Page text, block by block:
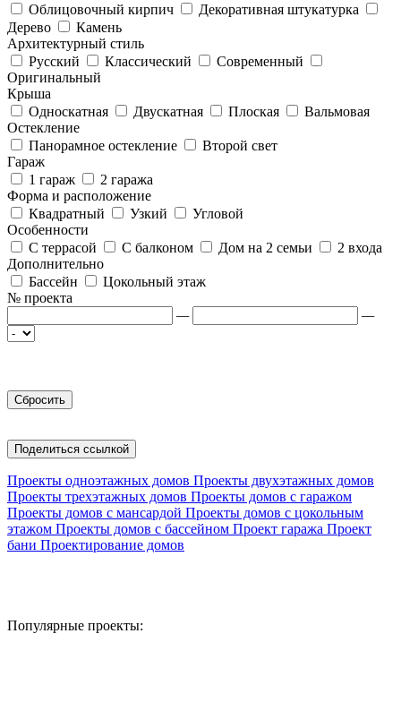
Облицовочный кирпич
Декоративная штукатурка
Дерево
Камень
Архитектурный стиль
Русский
Классический
Современный
Оригинальный
Крыша
Односкатная
Двускатная Плоская
Вальмовая
Остекление
Панорамное остекление
Второй свет
Гараж
1 гараж
2 гаража
Форма и расположение
Квадратный
Узкий
Угловой
Особенности
С террасой
С балконом Дом на 2 семьи
2 входа
Дополнительно
Бассейн
Цокольный этаж
№ проекта
—
—
Поделиться ссылкой
Проекты одноэтажных домов Проекты двухэтажных домов
Проекты трехэтажных домов Проекты домов с гаражом
Проекты домов с мансардой Проекты домов с цокольным
этажом Проекты домов с бассейном Проект гаража Проект
бани Проектирование домов
Популярные проекты: